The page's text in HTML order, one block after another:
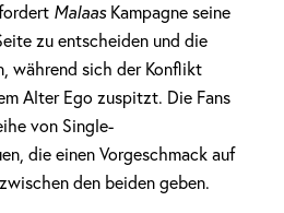
Malaas Kampagne seine
zu entscheiden und die
während sich der Konflikt
Alter Ego zuspitzt. Die Fans
von Single-
die einen Vorgeschmack auf
den beiden geben.